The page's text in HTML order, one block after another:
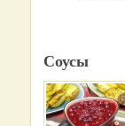
Соусы